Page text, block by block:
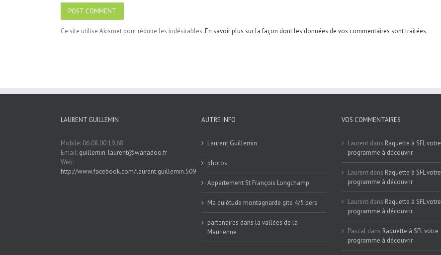
Ce site utilise Akismet pour réduire les indésirables.En savoir plus sur la façon dont les données de vos commentaires sont traitées.
LAURENT GUILLEMIN
Mobile: 06.08.00.19.68
Email: guillemin-laurent@wanadoo.fr
Web:
http://www.facebook.com/laurent.guillemin.509
AUTRE INFO
Laurent Guillemin
photos
Appartement St François Longchamp
Ma quiétude montagnarde gite 4/5 pers
partenaires dans la vallées de la
Maurienne
VOS COMMENTAIRES
Laurent dans Raquette à SFL votre
programme à découvrir
Laurent dans Raquette à SFL votre
programme à découvrir
Laurent dans Raquette à SFL votre
programme à découvrir
Pascal dans Raquette à SFL votre
programme à découvrir